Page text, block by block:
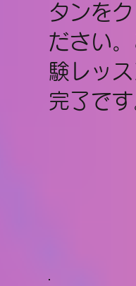
タンを
ださい
験レッ
完了です